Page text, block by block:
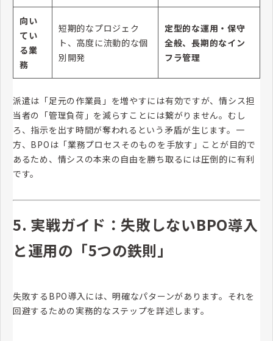
向い
てい
る業
務
短期的なプロジェク
ト、高度に流動的な個
別開発
定型的な運用・保守
全般、長期的なイン
フラ管理
派遣は「足元の作業員」を増やすには有効ですが、情シス担
当者の「管理負荷」を減らすことには繋がりません。むし
ろ、指示を出す時間が奪われるという矛盾が生じます。一
方、BPOは「業務プロセスそのものを手放す」ことが目的で
あるため、情シスの本来の自由を勝ち取るには圧倒的に有利
です。
5. 実戦ガイド：失敗しないBPO導入
と運用の「5つの鉄則」
失敗するBPO導入には、明確なパターンがあります。それを
回避するための実務的なステップを詳述します。